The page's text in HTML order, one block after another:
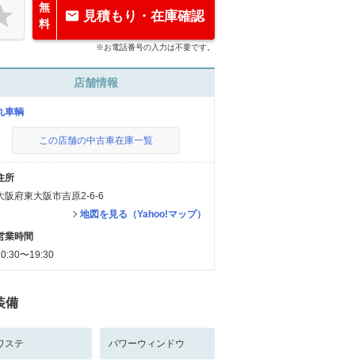
無
料
見積もり・在庫確認
※お電話番号の入力は不要です。
店舗情報
車輌
この店舗の中古車在庫一覧
所
阪府東大阪市吉原2-6-6
地図を見る（Yahoo!マップ）
業時間
〜19:30
備
ステ パワーウィンドウ